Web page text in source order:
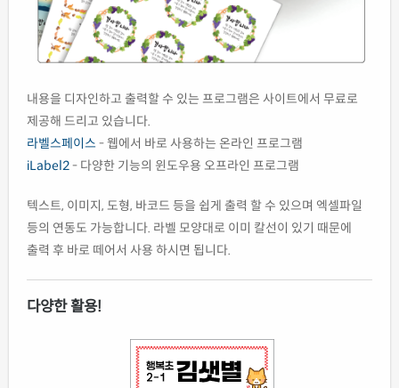
내용을 디자인하고 출력할 수 있는 프로그램은 사이트에서 무료로
제공해 드리고 있습니다.
라벨스페이스 - 웹에서 바로 사용하는 온라인 프로그램
iLabel2- 다양한 기능의 윈도우용 오프라인 프로그램
텍스트, 이미지, 도형, 바코드 등을 쉽게 출력 할 수 있으며 엑셀파일
등의 연동도 가능합니다. 라벨 모양대로 이미 칼선이 있기 때문에
출력 후 바로 떼어서 사용 하시면 됩니다.
다양한 활용!